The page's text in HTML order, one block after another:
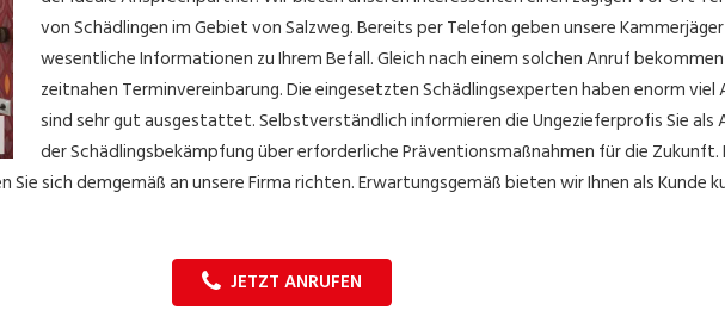
von Schädlingen im Gebiet von Salzweg. Bereits per Telefon geben unsere
wesentliche Informationen zu Ihrem Befall. Gleich nach einem solchen Anruf bekommen
zeitnahen Terminvereinbarung. Die eingesetzten Schädlingsexperten haben enorm
sind sehr gut ausgestattet. Selbstverständlich informieren die Ungezieferprofis Sie als
der Schädlingsbekämpfung über erforderliche Präventionsmaßnahmen für die Zukunft.
sich demgemäß an unsere Firma richten. Erwartungsgemäß bieten wir Ihnen als Kunde
JETZT ANRUFEN